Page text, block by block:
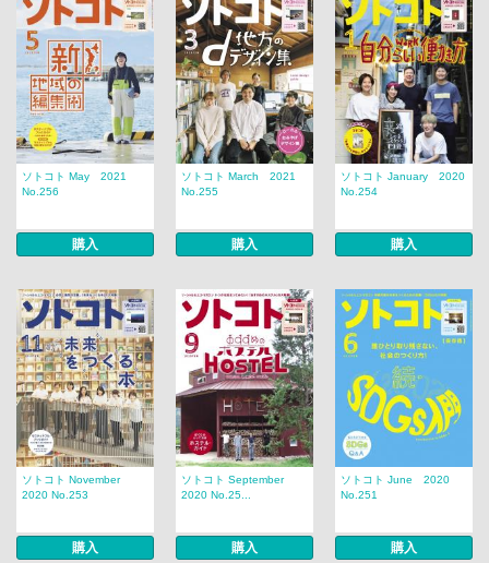
ソトコト May 2021
No.256
購入
ソトコト March 2021
No.255
購入
ソトコト January 2020
No.254
購入
ソトコト November
2020 No.253
購入
ソトコト September
2020 No.25...
購入
ソトコト June 2020
No.251
購入